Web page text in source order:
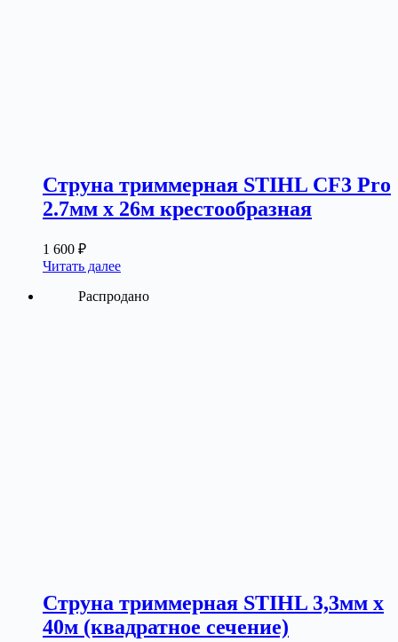
Струна триммерная STIHL CF3 Pro
2.7мм х 26м крестообразная
1 600 ₽
Читать далее
Распродано
Струна триммерная STIHL 3,3мм х
40м (квадратное сечение)